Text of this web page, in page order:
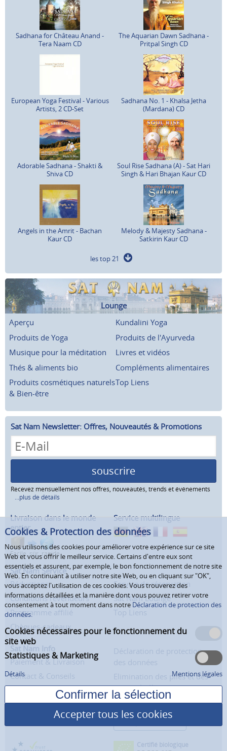
Sadhana for Château Anand -
Tera Naam CD
The Aquarian Dawn Sadhana -
Pritpal Singh CD
European Yoga Festival - Various
Artists, 2 CD-Set
Sadhana No. 1 - Khalsa Jetha
(Mardana) CD
Adorable Sadhana - Shakti &
Shiva CD
Soul Rise Sadhana (A) - Sat Hari
Singh & Hari Bhajan Kaur CD
Angels in the Amrit - Bachan
Kaur CD
Melody & Majesty Sadhana -
Satkirin Kaur CD
les top 21
Lounge
Aperçu
Kundalini Yoga
Produits de Yoga
Produits de l'Ayurveda
Musique pour la méditation
Livres et vidéos
Thés & aliments bio
Compléments alimentaires
Produits cosmétiques naturels
& Bien-être
Top Liens
Sat Nam Newsletter: Offres, Nouveautés & Promotions
souscrire
Recevez mensuellement nos offres, nouveautés, trends et événements
...plus de détails
Livraison dans le monde
entier
Facile, sûr, rapide
Service multilingue
Sat Nam Service
Réductions
Conditions revendeurs
Programme affilié
Chèques-cadeaux
Service de réservation
Sat Nam Lounge
Top Liens
Sat Nam Info
Paiement & Livraison
Contact & Conseils
Mentions légales
Conditions générales
Droit de révocation
Déclaration de protection
des données
Elimination des piles et des
appareils électriques
À notre sujet
Certifié biologique
Cookies & Protection des données
Nous utilisons des cookies pour améliorer votre expérience sur ce site
Web et vous offrir le meilleur service. Certains d'entre eux sont
essentiels et assurent, par exemple, le bon fonctionnement de notre site
Web. En continuant à utiliser notre site Web, ou en cliquant sur "OK",
vous acceptez l'utilisation de ces cookies. Vous trouverez des
informations détaillées et la manière dont vous pouvez retirer votre
consentement à tout moment dans notre Déclaration de protection des
données.
Cookies nécessaires pour le fonctionnement du
site web
Statistiques & Marketing
Détails Mentions légales
Accepter tous les cookies